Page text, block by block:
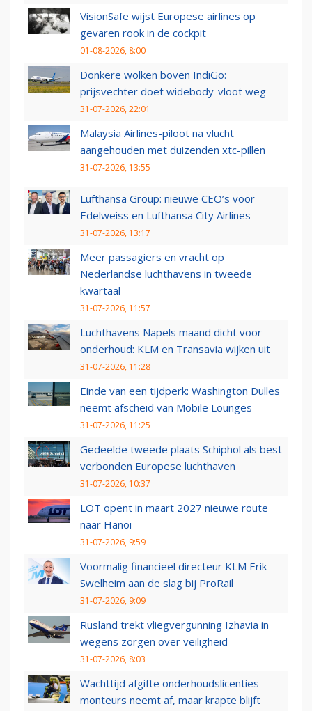
VisionSafe wijst Europese airlines op
gevaren rook in de cockpit
01-08-2026, 8:00
Donkere wolken boven IndiGo:
prijsvechter doet widebody-vloot weg
31-07-2026, 22:01
Malaysia Airlines-piloot na vlucht
aangehouden met duizenden xtc-pillen
31-07-2026, 13:55
Lufthansa Group: nieuwe CEO’s voor
Edelweiss en Lufthansa City Airlines
31-07-2026, 13:17
Meer passagiers en vracht op
Nederlandse luchthavens in tweede
kwartaal
31-07-2026, 11:57
Luchthavens Napels maand dicht voor
onderhoud: KLM en Transavia wijken uit
31-07-2026, 11:28
Einde van een tijdperk: Washington Dulles
neemt afscheid van Mobile Lounges
31-07-2026, 11:25
Gedeelde tweede plaats Schiphol als best
verbonden Europese luchthaven
31-07-2026, 10:37
LOT opent in maart 2027 nieuwe route
naar Hanoi
31-07-2026, 9:59
Voormalig financieel directeur KLM Erik
Swelheim aan de slag bij ProRail
31-07-2026, 9:09
Rusland trekt vliegvergunning Izhavia in
wegens zorgen over veiligheid
31-07-2026, 8:03
Wachttijd afgifte onderhoudslicenties
monteurs neemt af, maar krapte blijft